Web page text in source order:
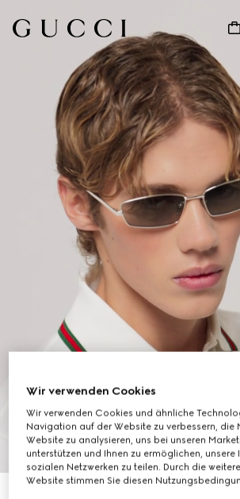
6
Wir verwenden Cookies
Wir verwenden Cookies und ähnliche
Navigation auf der Website zu verbessern, die
Website zu analysieren, uns bei unseren
unterstützen und Ihnen zu ermöglichen, unsere
sozialen Netzwerken zu teilen. Durch die
Website stimmen Sie diesen